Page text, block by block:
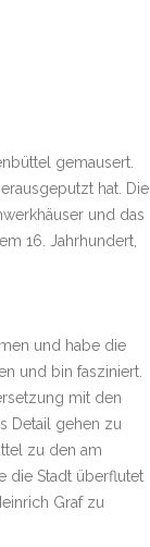
gemausert.
hat. Die
und das
16. Jahrhundert,
und habe die
und bin fasziniert.
mit den
Detail gehen zu
zu den am
die Stadt überflutet
Graf zu